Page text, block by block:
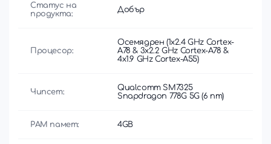
Статус на
продукта:
Добър
Процесор:
Осемядрен (1x2.4 GHz Cortex-
A78 & 3x2.2 GHz Cortex-A78 &
4x1.9 GHz Cortex-A55)
Чипсет:
Qualcomm SM7325
Snapdragon 778G 5G (6 nm)
РАМ памет: 4GB